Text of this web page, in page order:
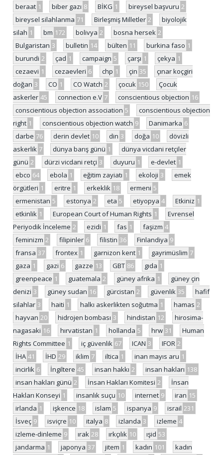
beraat 1 biber gazı 8 BİKG 1 bireysel başvuru 2
bireysel silahlanma 71 Birleşmiş Milletler 2
biyolojik
silah 1 bm 172 bolivya 2 bosna hersek 2
Bulgaristan 3 bulletin 14 bülten 11 burkina faso 1
burundi 2 çad 1 campaign 5 çarşı 1 çekya 1
cezaevi 1 cezaevleri 6 chp 1 çin 35
çınar koçgiri
doğan 3 CO 1 CO Watch 2 çocuk 150
Çocuk
askerler 45 connection e.V 7 conscientious objection 16
conscientious objection association 5
conscientious objection
right 1 conscientious objection watch 9 Danimarka 6
darbe 76 derin devlet 10 din 3 doğa 10
dövizli
askerlik 7 dünya barış günü 1
dünya vicdani retçiler
günü 2 dürzi vicdani retçi 3 duyuru 1 e-devlet 1
ebco 64 ebola 1 eğitim zayiatı 1 ekoloji 3
emek
örgütleri 1 eritre 1 erkeklik 18 ermeni 5
ermenistan 5 estonya 2 eta 5 etiyopya 4 Etkiniz 1
etkinlik 1 European Court of Human Rights 1
Evrensel
Periyodik İnceleme 2 ezidi 1 fas 1 faşizm 4
feminizm 2 filipinler 6 filistin 36 Finlandiya 9
fransa 37 frontex 1 garnizon kent 1 gayrimüslim 7
gaza 1 gazi 6 gazze 13 GBT 86 gıda 1
greenpeace 1 guatemala 2 güney afrika 1
güney çin
denizi 3 güney sudan 16 gürcistan 2 güvenlik 35
hafif
silahlar 3 haiti 1 halkı askerlikten soğutma 1 hamas 2
hayvan 20 hidrojen bombası 3 hindistan 12
hirosima-
nagasaki 16 hırvatistan 1 hollanda 5 hrw 31
Human
Rights Committee 1 iç güvenlik 67 ICAN 3 IFOR 2
İHA 41 İHD 29 iklim 7 iltica 1 inan mayıs aru 1
incirlik 6 İngiltere 45 insan hakkı 2 insan hakları 138
insan hakları günü 2 İnsan Hakları Komitesi 2
İnsan
Hakları Konseyi 1 insanlık suçu 10 internet 9 iran 15
irlanda 1 işkence 18 islam 5 ispanya 9 israil 231
İsveç 9 isviçre 10 italya 8 izlanda 3 izleme 4
izleme-dinleme 9 ırak 28 ırkçılık 10 ışid 53
jandarma 1 japonya 37 jitem 1 kadın 101
kadın